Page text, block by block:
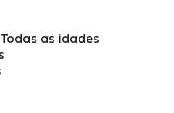
as idades